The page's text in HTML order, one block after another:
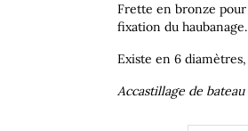
Frette en bronze
fixation du haubanage.
Existe en 6
Accastillage de